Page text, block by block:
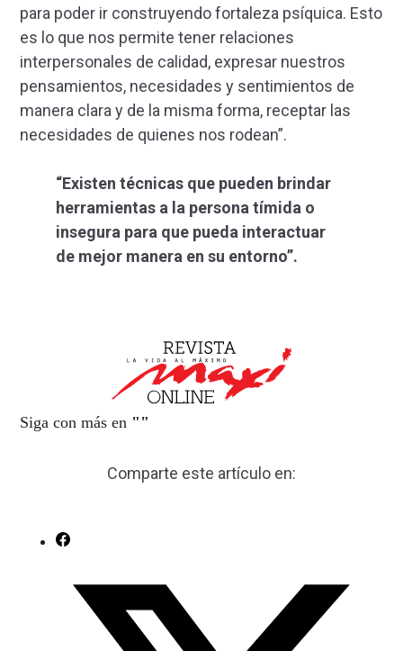
para poder ir construyendo fortaleza psíquica. Esto
es lo que nos permite tener relaciones
interpersonales de calidad, expresar nuestros
pensamientos, necesidades y sentimientos de
manera clara y de la misma forma, receptar las
necesidades de quienes nos rodean”.
“Existen técnicas que pueden brindar
herramientas a la persona tímida o
insegura para que pueda interactuar
de mejor manera en su entorno”.
Siga con más en " "
Comparte este artículo en: